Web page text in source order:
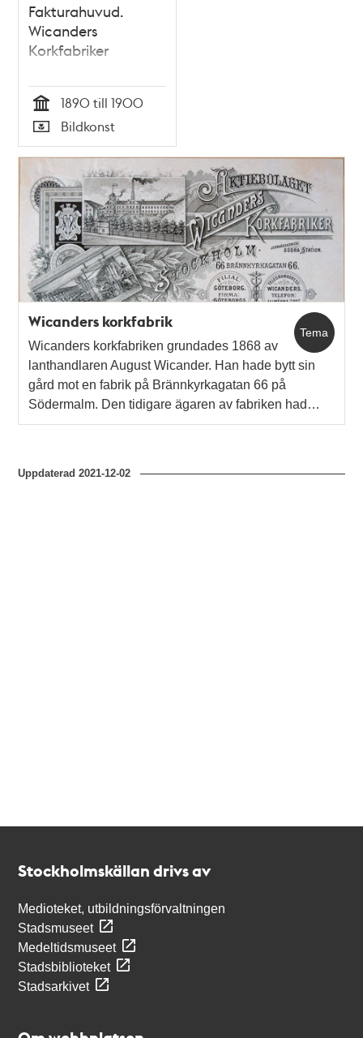
Fakturahuvud.
Wicanders
Korkfabriker
Tid
1890 till 1900
Typ
Bildkonst
Tema
Wicanders korkfabrik
Wicanders korkfabriken grundades 1868 av
lanthandlaren August Wicander. Han hade bytt sin
gård mot en fabrik på Brännkyrkagatan 66 på
Södermalm. Den tidigare ägaren av fabriken had…
Uppdaterad2021-12-02
Stockholmskällan drivs av
Medioteket, utbildningsförvaltningen
Stadsmuseet
Medeltidsmuseet
Stadsbiblioteket
Stadsarkivet